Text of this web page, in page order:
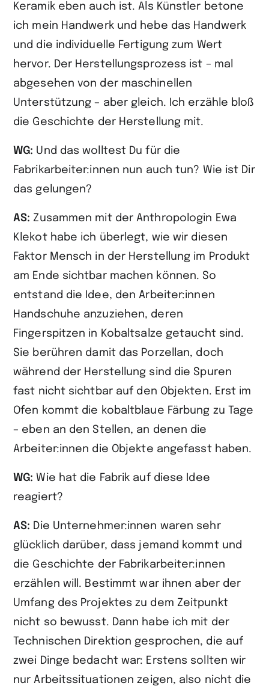
Keramik eben auch ist. Als Künstler betone
ich mein Handwerk und hebe das Handwerk
und die individuelle Fertigung zum Wert
hervor. Der Herstellungsprozess ist – mal
abgesehen von der maschinellen
Unterstützung – aber gleich. Ich erzähle bloß
die Geschichte der Herstellung mit.
WG: Und das wolltest Du für die
Fabrikarbeiter:innen nun auch tun? Wie ist Dir
das gelungen?
AS: Zusammen mit der Anthropologin Ewa
Klekot habe ich überlegt, wie wir diesen
Faktor Mensch in der Herstellung im Produkt
am Ende sichtbar machen können. So
entstand die Idee, den Arbeiter:innen
Handschuhe anzuziehen, deren
Fingerspitzen in Kobaltsalze getaucht sind.
Sie berühren damit das Porzellan, doch
während der Herstellung sind die Spuren
fast nicht sichtbar auf den Objekten. Erst im
Ofen kommt die kobaltblaue Färbung zu Tage
– eben an den Stellen, an denen die
Arbeiter:innen die Objekte angefasst haben.
WG: Wie hat die Fabrik auf diese Idee
reagiert?
AS: Die Unternehmer:innen waren sehr
glücklich darüber, dass jemand kommt und
die Geschichte der Fabrikarbeiter:innen
erzählen will. Bestimmt war ihnen aber der
Umfang des Projektes zu dem Zeitpunkt
nicht so bewusst. Dann habe ich mit der
Technischen Direktion gesprochen, die auf
zwei Dinge bedacht war: Erstens sollten wir
nur Arbeitssituationen zeigen, also nicht die